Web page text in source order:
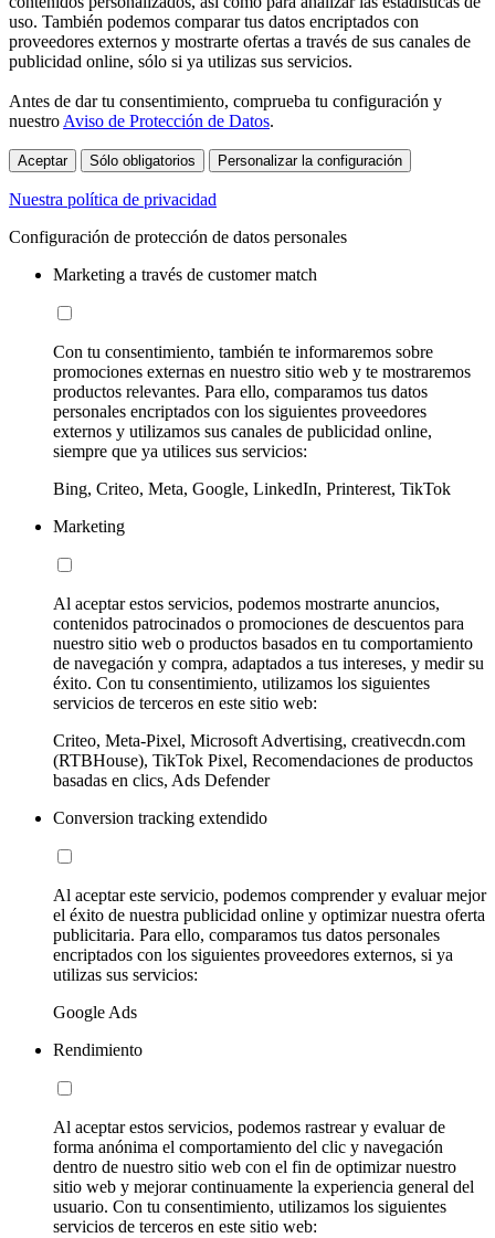
uso. También podemos comparar tus datos encriptados con
proveedores externos y mostrarte ofertas a través de sus canales de
publicidad online, sólo si ya utilizas sus servicios.
Antes de dar tu consentimiento, comprueba tu configuración y
nuestroAviso de Protección de Datos.
Aceptar Sólo obligatorios Personalizar la configuración
Nuestra política de privacidad
Configuración de protección de datos personales
Marketing a través de customer match
Con tu consentimiento, también te informaremos sobre
promociones externas en nuestro sitio web y te mostraremos
productos relevantes. Para ello, comparamos tus datos
personales encriptados con los siguientes proveedores
externos y utilizamos sus canales de publicidad online,
siempre que ya utilices sus servicios:
Bing, Criteo, Meta, Google, LinkedIn, Printerest, TikTok
Marketing
Al aceptar estos servicios, podemos mostrarte anuncios,
contenidos patrocinados o promociones de descuentos para
nuestro sitio web o productos basados en tu comportamiento
de navegación y compra, adaptados a tus intereses, y medir su
éxito. Con tu consentimiento, utilizamos los siguientes
servicios de terceros en este sitio web:
Criteo, Meta-Pixel, Microsoft Advertising, creativecdn.com
(RTBHouse), TikTok Pixel, Recomendaciones de productos
basadas en clics, Ads Defender
Conversion tracking extendido
Al aceptar este servicio, podemos comprender y evaluar mejor
el éxito de nuestra publicidad online y optimizar nuestra oferta
publicitaria. Para ello, comparamos tus datos personales
encriptados con los siguientes proveedores externos, si ya
utilizas sus servicios:
Google Ads
Rendimiento
Al aceptar estos servicios, podemos rastrear y evaluar de
forma anónima el comportamiento del clic y navegación
dentro de nuestro sitio web con el fin de optimizar nuestro
sitio web y mejorar continuamente la experiencia general del
usuario. Con tu consentimiento, utilizamos los siguientes
servicios de terceros en este sitio web: